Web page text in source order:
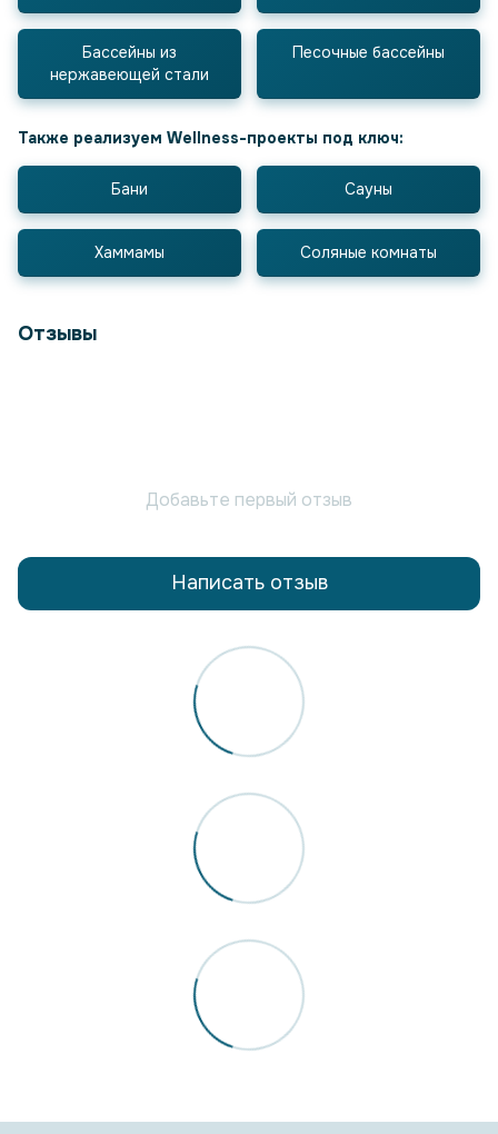
Бассейны из
нержавеющей стали
Песочные бассейны
Также реализуем Wellness-проекты под ключ:
Бани Сауны
Хаммамы Соляные комнаты
Отзывы
Добавьте первый отзыв
Написать отзыв